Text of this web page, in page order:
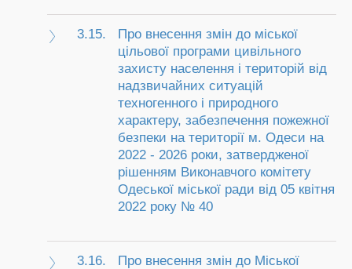
3.15.
Про внесення змін до міської
цільової програми цивільного
захисту населення і територій від
надзвичайних ситуацій
техногенного і природного
характеру, забезпечення пожежної
безпеки на території м. Одеси на
2022 - 2026 роки, затвердженої
рішенням Виконавчого комітету
Одеської міської ради від 05 квітня
2022 року № 40
3.16.
Про внесення змін до Міської